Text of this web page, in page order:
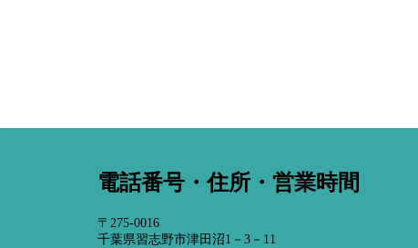
電話番号・住所・営業時間
〒275-0016
千葉県習志野市津田沼1－3－11